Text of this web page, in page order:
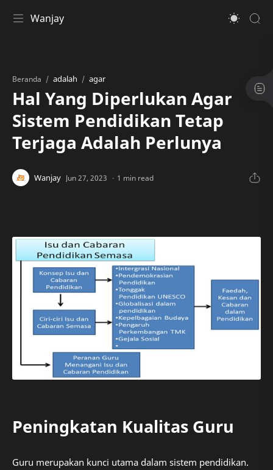
Wanjay
Beranda adalah agar
Hal Yang Diperlukan Agar
Sistem Pendidikan Tetap
Terjaga Adalah Perlunya
1 min read
Peningkatan Kualitas Guru
Guru merupakan kunci utama dalam sistem pendidikan.